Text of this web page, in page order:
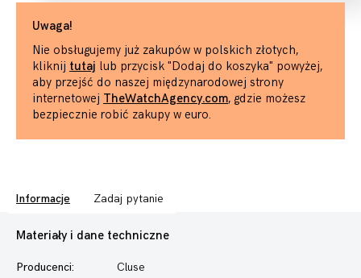
Uwaga!
Nie obsługujemy już zakupów w polskich złotych,
kliknij tutaj lub przycisk "Dodaj do koszyka" powyżej,
aby przejść do naszej międzynarodowej strony
internetowej TheWatchAgency.com, gdzie możesz
bezpiecznie robić zakupy w euro.
Informacje Zadaj pytanie
Materiały i dane techniczne
Producenci:
Cluse